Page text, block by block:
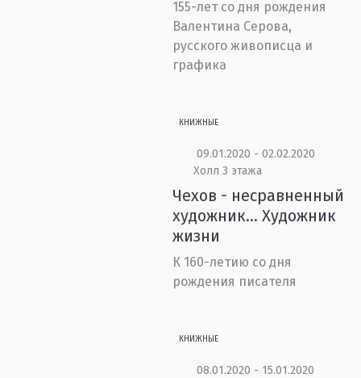
155-лет со дня рождения
Валентина Серова,
русского живописца и
графика
КНИЖНЫЕ
09.01.2020 - 02.02.2020
Холл 3 этажа
Чехов - несравненный
художник… Художник
жизни
К 160-летию со дня
рождения писателя
КНИЖНЫЕ
08.01.2020 - 15.01.2020